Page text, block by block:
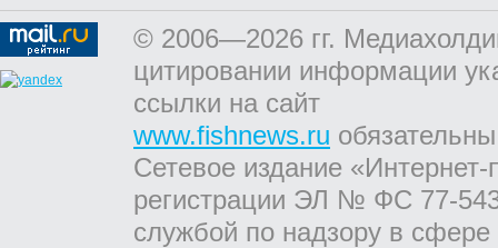
© 2006—2026 гг.
цитировании информации
ссылки на сайт
www.fishnews.ru
Сетевое издание
регистрации ЭЛ № ФС 77-
службой по надзору в